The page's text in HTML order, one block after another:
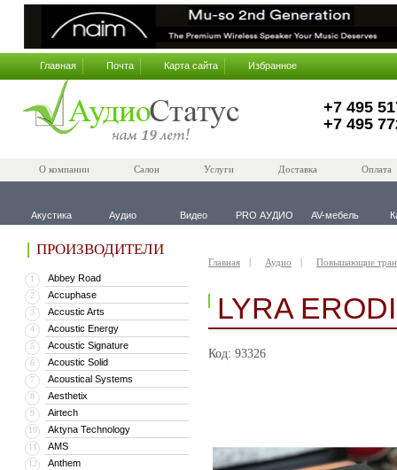
Главная Почта Карта сайта Избранное
+7 495
+7 495
О компании Салон Услуги Доставка Оплата
Акустика Аудио Видео PRO АУДИО AV-мебель
ПРОИЗВОДИТЕЛИ
1 Abbey Road
2 Accuphase
3 Accustic Arts
4 Acoustic Energy
5 Acoustic Signature
6 Acoustic Solid
7 Acoustical Systems
8 Aesthetix
9 Airtech
10 Aktyna Technology
11 AMS
12 Anthem
Главная Аудио Повышающие
LYRA
Код: 93326